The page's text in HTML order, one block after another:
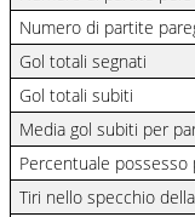
Numero di partite
Gol totali segnati
Gol totali subiti
Media gol subiti per
Percentuale possesso
Tiri nello specchio